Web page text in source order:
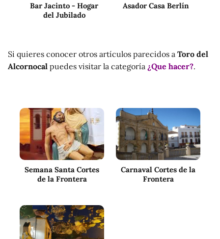
Bar Jacinto - Hogar
del Jubilado
Asador Casa Berlín
Si quieres conocer otros artículos parecidos a Toro del
Alcornocal puedes visitar la categoría ¿Que hacer?.
Semana Santa Cortes
de la Frontera
Carnaval Cortes de la
Frontera